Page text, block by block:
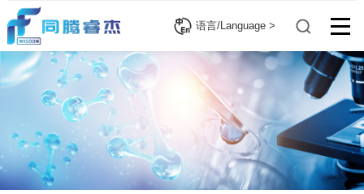
语言/Language >